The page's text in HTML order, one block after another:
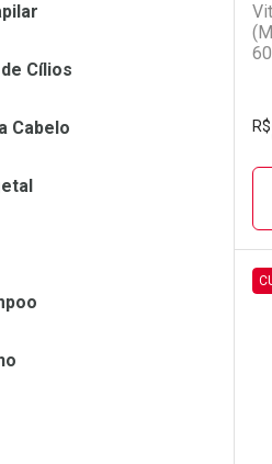
R$
Cílios
Cabelo